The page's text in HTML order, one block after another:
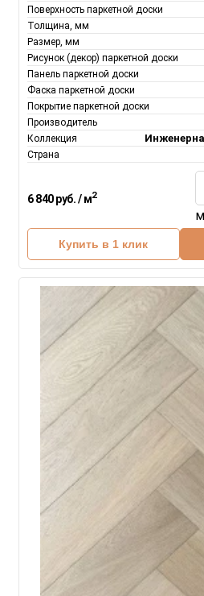
Поверхность паркетной доски
Толщина, мм
Размер, мм
Рисунок (декор) паркетной доски
Панель паркетной доски
Фаска паркетной доски
Покрытие паркетной доски
Производитель
Коллекция
Страна
6 840 руб. / м2
м
Купить в 1 клик